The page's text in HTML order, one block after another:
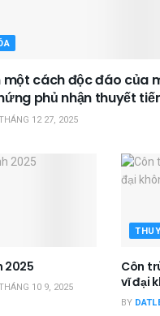
một cách độc đáo của
phủ nhận thuyết
12 27, 2025
2025
10 9, 2025
Côn
vĩ đại
BY